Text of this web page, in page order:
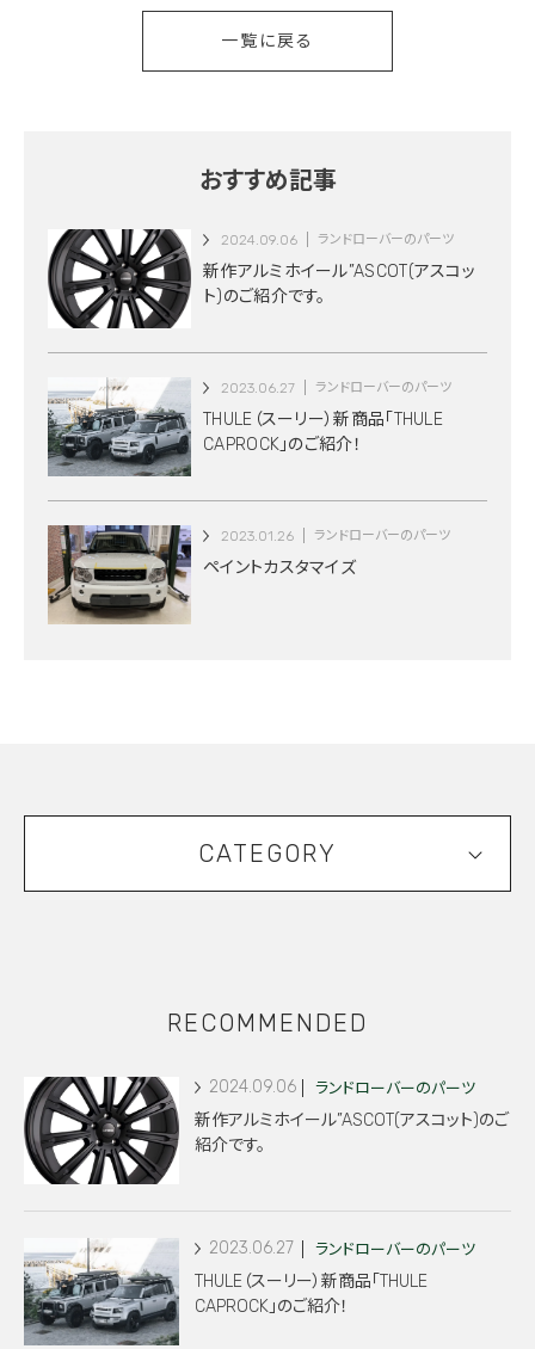
一覧に戻る
おすすめ記事
2024.09.06 ランドローバーのパーツ
新作アルミホイール”ASCOT(アスコッ
ト)のご紹介です。
2023.06.27 ランドローバーのパーツ
THULE（スーリー）新商品「THULE
CAPROCK」のご紹介！
2023.01.26 ランドローバーのパーツ
ペイントカスタマイズ
CATEGORY
RECOMMENDED
2024.09.06 ランドローバーのパーツ
新作アルミホイール”ASCOT(アスコット)のご
紹介です。
2023.06.27 ランドローバーのパーツ
THULE（スーリー）新商品「THULE
CAPROCK」のご紹介！